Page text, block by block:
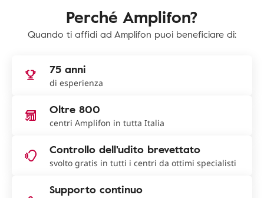
Perché Amplifon?
Quando ti affidi ad Amplifon puoi beneficiare di:
75 anni
di esperienza
Oltre 800
centri Amplifon in tutta Italia
Controllo dell'udito brevettato
svolto gratis in tutti i centri da ottimi specialisti
Supporto continuo